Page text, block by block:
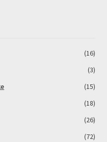
(16)
(3)
(15)
(18)
(26)
(72)